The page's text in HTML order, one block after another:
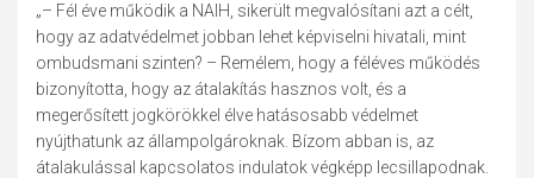
„– Fél éve működik a NAIH, sikerült megvalósítani azt a célt,
hogy az adatvédelmet jobban lehet képviselni hivatali, mint
ombudsmani szinten? – Remélem, hogy a féléves működés
bizonyította, hogy az átalakítás hasznos volt, és a
megerősített jogkörökkel élve hatásosabb védelmet
nyújthatunk az állampolgároknak. Bízom abban is, az
átalakulással kapcsolatos indulatok végképp lecsillapodnak.